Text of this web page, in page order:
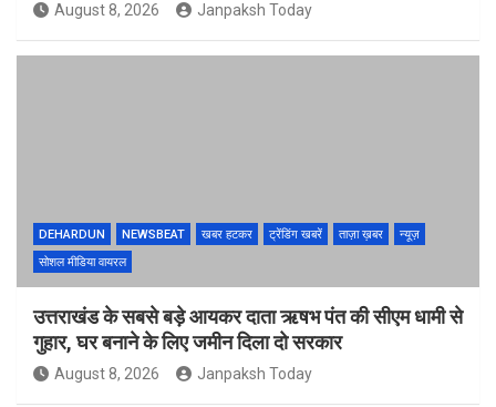
August 8, 2026 Janpaksh Today
DEHARDUN NEWSBEAT खबर हटकर ट्रेंडिंग खबरें ताज़ा ख़बर
न्यूज़
सोशल मीडिया वायरल
उत्तराखंड के सबसे बड़े आयकर दाता ऋषभ पंत की सीएम धामी से
गुहार, घर बनाने के लिए जमीन दिला दो सरकार
August 8, 2026 Janpaksh Today